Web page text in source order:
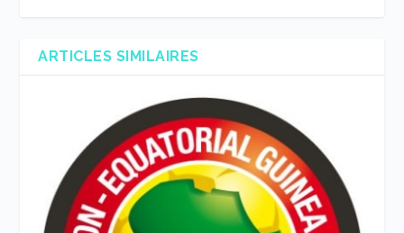
ARTICLES SIMILAIRES